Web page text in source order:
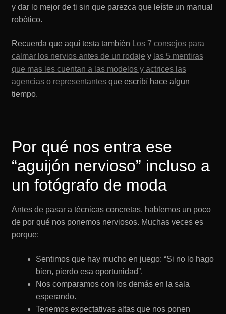
y dar lo mejor de ti sin que parezca que leíste un manual
robótico.
Recuerda que aquí testa también Los 7 consejos para
calmar los nervios antes de un rodaje y las 5 mentiras
que mas les cuentan a las modelos y actrices las
agencias o representantesque escribí hace algun
tiempo.
Por qué nos entra ese
“aguijón nervioso” incluso a
un fotógrafo de moda
Antes de pasar a técnicas concretas, hablemos un poco
de por qué nos ponemos nerviosos. Muchas veces es
porque:
Sentimos que hay mucho en juego: “Si no lo hago
bien, pierdo esa oportunidad”.
Nos comparamos con los demás en la sala
esperando.
Tenemos expectativas altas que nos ponen